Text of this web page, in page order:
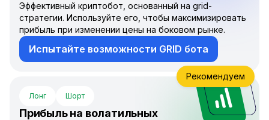
Эффективный криптобот, основанный на grid-
стратегии. Используйте его, чтобы максимизировать
прибыль при изменении цены на боковом рынке.
Испытайте возможности GRID бота
Лонг Шорт
Прибыль на волатильных
Рекомендуем